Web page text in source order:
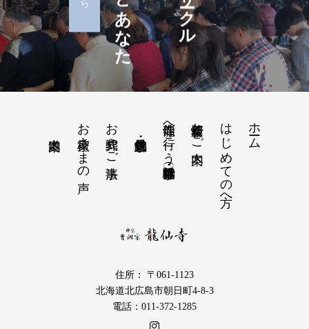
ホーム
はじめての方へ
新着情報とご案内
龍仙寺へ行こう（行事・活動・体験）
お葬式やご法事
お檀家さまの声
住所： 〒061-1123
北海道北広島市朝日町4-8-3
電話：011-372-1285